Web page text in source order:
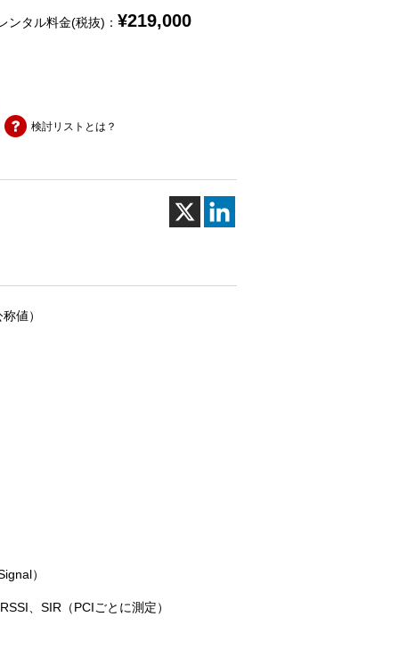
ンタル料金(税抜)： ¥219,000
検討リストとは？
値）
）
、SIR（PCIごとに測定）